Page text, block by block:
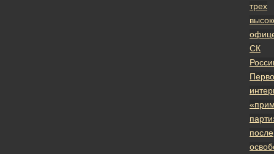
трех
СК
после